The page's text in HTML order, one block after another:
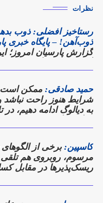
نظرات
رستاخیز افضلی: ذوب
ذوب‌آهن! – پایگاه خبری
گزارش پارسیان امروز؛
دستاوردها بود، بلکه
ذوب‌آهن به روزهای اوج
شمار می‌رفت. […]
حمید صادقی: ممکن است
شرایط هنوز راحت نباشد
به دیالوگ ادامه دهیم، در
کاسپین:برخی از
مرسوم، روبروی هم تلقی
ریسک‌پذیرها در مقابل